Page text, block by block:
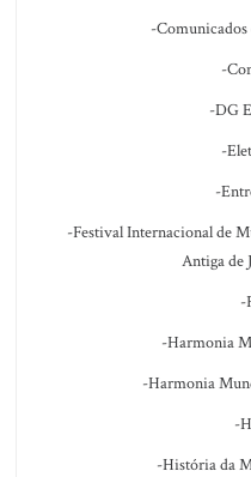
-Comunicados
-
-DG
-
-
-Festival Internacional de
Antiga de
-
-Harmonia
-Harmonia
-
-História da